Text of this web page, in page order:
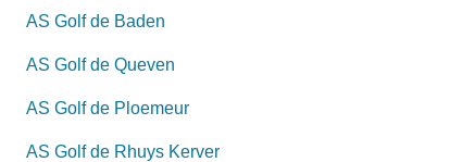
AS Golf de Baden
AS Golf de Queven
AS Golf de Ploemeur
AS Golf de Rhuys Kerver